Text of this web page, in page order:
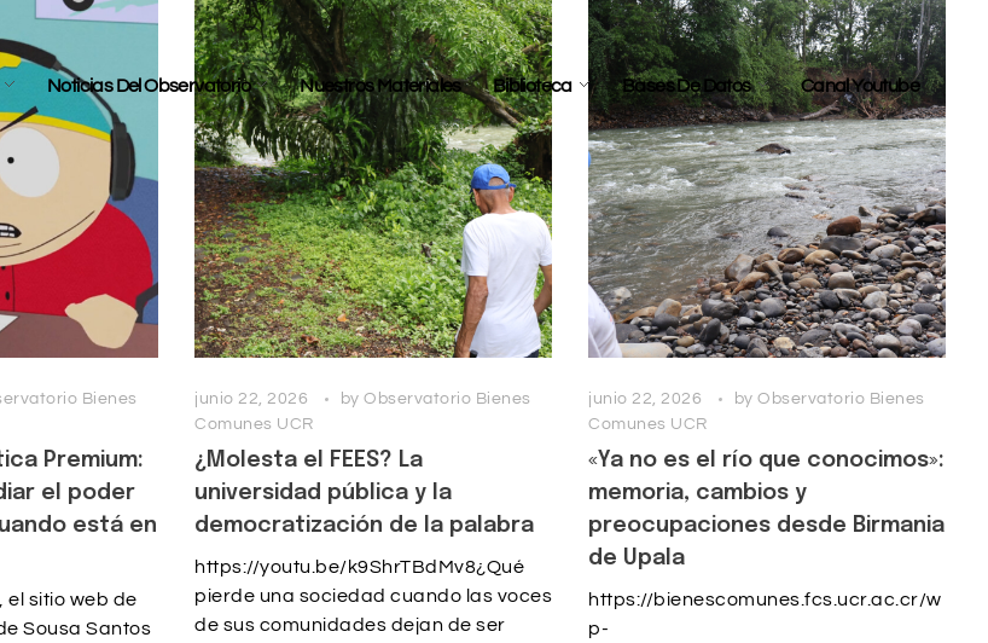
Noticias Del Observatorio Nuestros Materiales Biblioteca Bases De Datos Canal Youtube
Bienes
Premium:
el poder
está en
el sitio web de
Sousa Santos
junio 22, 2026 by Observatorio Bienes
Comunes UCR
¿Molesta el FEES? La
universidad pública y la
democratización de la palabra
https://youtu.be/k9ShrTBdMv8¿Qué
pierde una sociedad cuando las voces
de sus comunidades dejan de ser
junio 22, 2026 by Observatorio Bienes
Comunes UCR
«Ya no es el río que conocimos»:
memoria, cambios y
preocupaciones desde Birmania
de Upala
https://bienescomunes.fcs.ucr.ac.cr/w
p-